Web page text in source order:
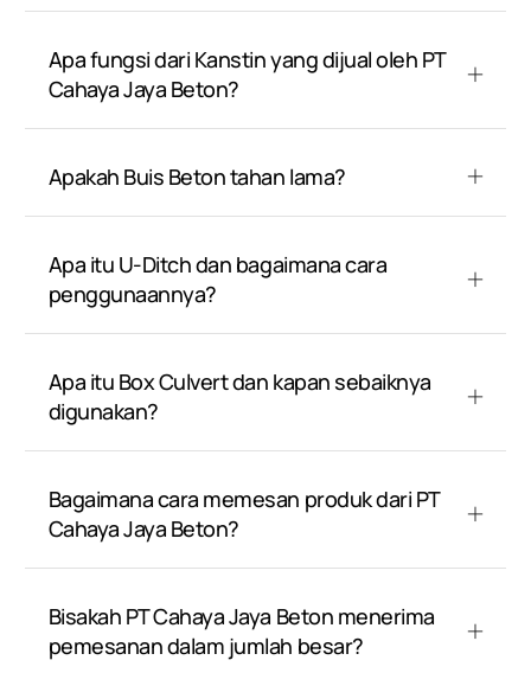
Apa fungsi dari Kanstin yang dijual oleh PT
Cahaya Jaya Beton?
Apakah Buis Beton tahan lama?
Apa itu U-Ditch dan bagaimana cara
penggunaannya?
Apa itu Box Culvert dan kapan sebaiknya
digunakan?
Bagaimana cara memesan produk dari PT
Cahaya Jaya Beton?
Bisakah PT Cahaya Jaya Beton menerima
pemesanan dalam jumlah besar?